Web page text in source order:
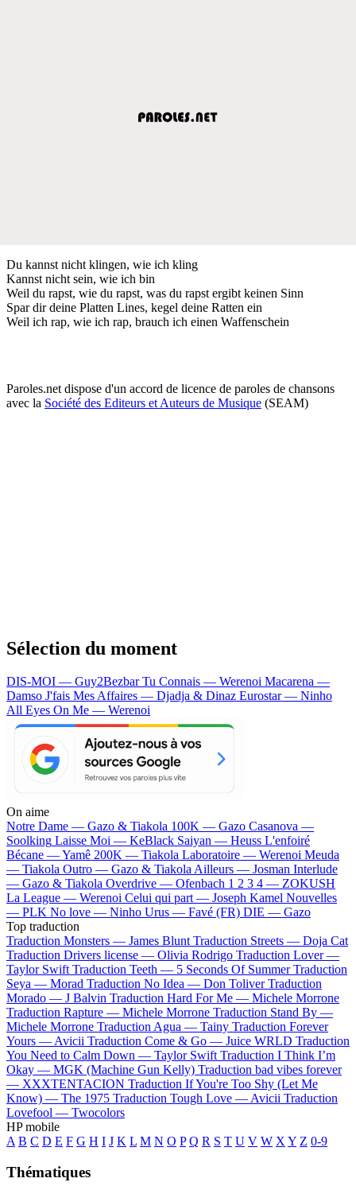
Du kannst nicht klingen, wie ich kling
Kannst nicht sein, wie ich bin
Weil du rapst, wie du rapst, was du rapst ergibt keinen Sinn
Spar dir deine Platten Lines, kegel deine Ratten ein
Weil ich rap, wie ich rap, brauch ich einen Waffenschein
Paroles.net dispose d'un accord de licence de paroles de chansons
avec la Société des Editeurs et Auteurs de Musique (SEAM)
Sélection du moment
DIS-MOI — Guy2BezbarTu Connais — Werenoi Macarena —
Damso J'fais Mes Affaires — Djadja & Dinaz Eurostar — Ninho
All Eyes On Me — Werenoi
On aime
Notre Dame — Gazo & Tiakola 100K — Gazo Casanova —
Soolking Laisse Moi — KeBlack Saiyan — Heuss L'enfoiré
Bécane —Yamê 200K — Tiakola Laboratoire — Werenoi Meuda
— Tiakola Outro — Gazo & TiakolaAilleurs — Josman Interlude
— Gazo & Tiakola Overdrive — Ofenbach 1 2 3 4 — ZOKUSH
La League — Werenoi Celui qui part — Joseph Kamel Nouvelles
— PLK No love — Ninho Urus — Favé (FR) DIE — Gazo
Top traduction
Traduction Monsters — James Blunt Traduction Streets — Doja Cat
Traduction Drivers license — Olivia Rodrigo Traduction Lover —
Taylor Swift Traduction Teeth — 5 Seconds Of Summer Traduction
Seya — Morad Traduction No Idea — Don Toliver Traduction
Morado — J Balvin Traduction Hard For Me — Michele Morrone
Traduction Rapture — Michele Morrone Traduction Stand By —
Michele Morrone Traduction Agua — Tainy Traduction Forever
Yours —Avicii Traduction Come & Go — Juice WRLD Traduction
You Need to Calm Down — Taylor Swift Traduction I Think I’m
Okay — MGK (Machine Gun Kelly) Traduction bad vibes forever
— XXXTENTACION Traduction If You're Too Shy (Let Me
Know) — The 1975 Traduction Tough Love —Avicii Traduction
Lovefool — Twocolors
HP mobile
A B C D E F G H I J K L M N O P Q R S T U V W XY Z 0-9
Thématiques